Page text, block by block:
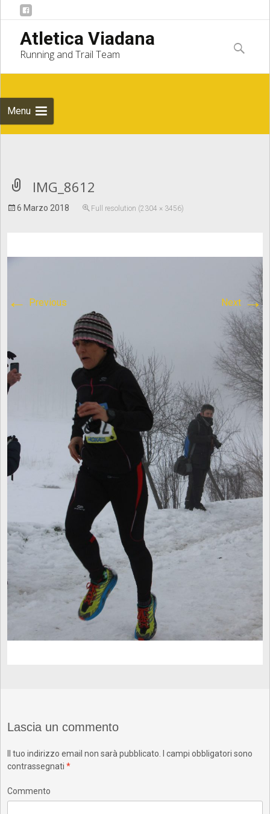
Atletica Viadana
Running and Trail Team
Menu
content
Ricerca
per:
navxt/class.bcn_breadcrumb_trail.php
>IMG_8612
IMG_8612
6 Marzo 2018 Full resolution (2304 × 3456)
← Previous Next →
Lascia un commento
Il tuo indirizzo email non sarà pubblicato. I campi obbligatori sono
contrassegnati*
Commento